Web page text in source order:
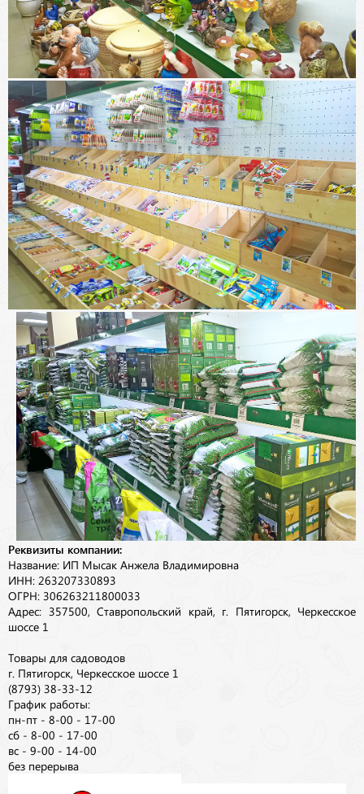
Реквизиты компании:
Название: ИП Мысак Анжела Владимировна
ИНН: 263207330893
ОГРН: 306263211800033
Адрес: 357500, Ставропольский край, г. Пятигорск, Черкесское
шоссе 1
Товары для садоводов
г. Пятигорск, Черкесское шоссе 1
(8793) 38-33-12
График работы:
пн-пт - 8-00 - 17-00
сб - 8-00 - 17-00
вс - 9-00 - 14-00
без перерыва